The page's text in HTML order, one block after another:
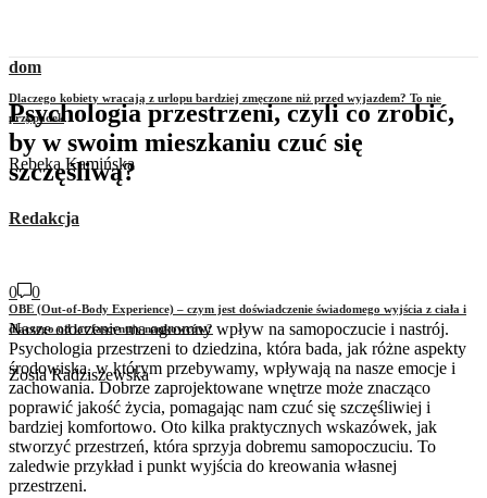
Dlaczego kobiety wracają z urlopu bardziej zmęczone niż przed wyjazdem? To nie
przypadek
Rebeka Kamińska
OBE (Out-of-Body Experience) – czym jest doświadczenie świadomego wyjścia z ciała i
dlaczego od lat fascynuje naukowców?
Zosia Radziszewska
dom
Psychologia przestrzeni, czyli co zrobić,
by w swoim mieszkaniu czuć się
szczęśliwą?
Redakcja
0
0
Nasze otoczenie ma ogromny wpływ na samopoczucie i nastrój.
Psychologia przestrzeni to dziedzina, która bada, jak różne aspekty
środowiska, w którym przebywamy, wpływają na nasze emocje i
zachowania. Dobrze zaprojektowane wnętrze może znacząco
poprawić jakość życia, pomagając nam czuć się szczęśliwiej i
bardziej komfortowo. Oto kilka praktycznych wskazówek, jak
stworzyć przestrzeń, która sprzyja dobremu samopoczuciu. To
zaledwie przykład i punkt wyjścia do kreowania własnej
przestrzeni.